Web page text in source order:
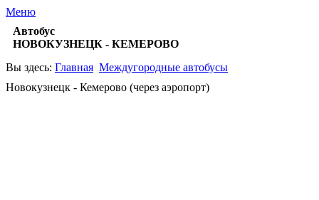
Меню
Автобус
НОВОКУЗНЕЦК - КЕМЕРОВО
Вы здесь: Главная Междугородные автобусы
Новокузнецк - Кемерово (через аэропорт)